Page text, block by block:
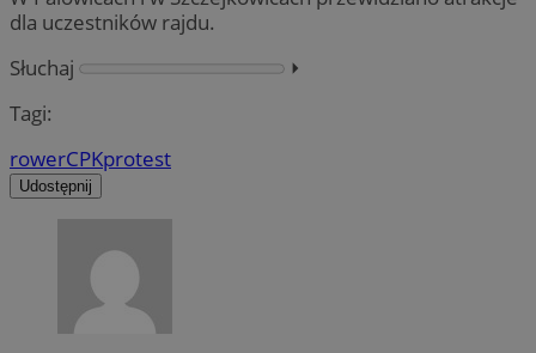
dla uczestników rajdu.
Słuchaj
⏵︎
Tagi:
rowerCPKprotest
Udostępnij